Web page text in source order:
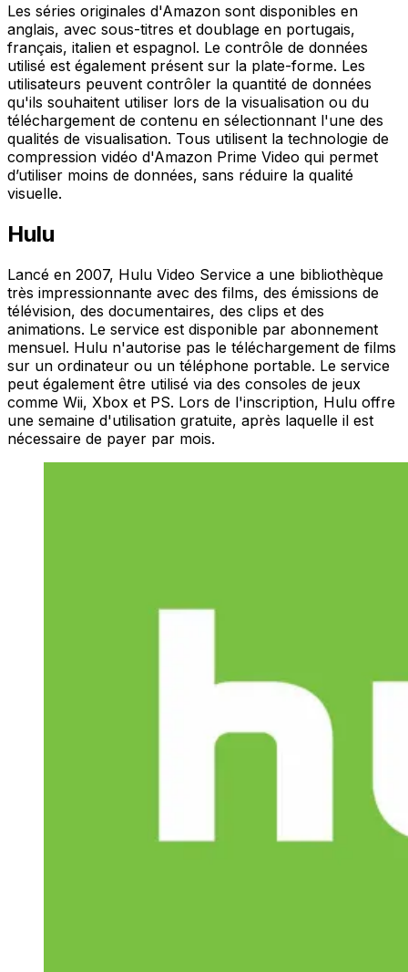
Les séries originales d'Amazon sont disponibles en
anglais, avec sous-titres et doublage en portugais,
français, italien et espagnol. Le contrôle de données
utilisé est également présent sur la plate-forme. Les
utilisateurs peuvent contrôler la quantité de données
qu'ils souhaitent utiliser lors de la visualisation ou du
téléchargement de contenu en sélectionnant l'une des
qualités de visualisation. Tous utilisent la technologie de
compression vidéo d'Amazon Prime Video qui permet
d’utiliser moins de données, sans réduire la qualité
visuelle.
Hulu
Lancé en 2007, Hulu Video Service a une bibliothèque
très impressionnante avec des films, des émissions de
télévision, des documentaires, des clips et des
animations. Le service est disponible par abonnement
mensuel. Hulu n'autorise pas le téléchargement de films
sur un ordinateur ou un téléphone portable. Le service
peut également être utilisé via des consoles de jeux
comme Wii, Xbox et PS. Lors de l'inscription, Hulu offre
une semaine d'utilisation gratuite, après laquelle il est
nécessaire de payer par mois.